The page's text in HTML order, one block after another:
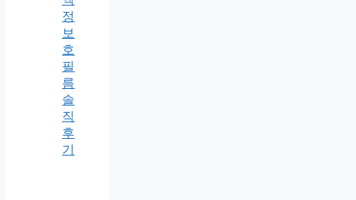
정
보
호
필
름
솔
직
후
기